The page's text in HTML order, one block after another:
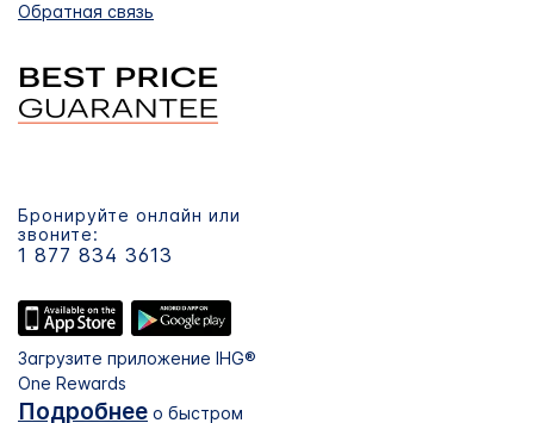
Обратная связь
Бронируйте онлайн или
звоните:
1 877 834 3613
Загрузите приложение IHG®
One Rewards
Подробнее о быстром